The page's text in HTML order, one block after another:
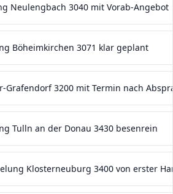
Neulengbach 3040 mit Vorab-Angebot
Böheimkirchen 3071 klar geplant
Grafendorf 3200 mit Termin nach
Tulln an der Donau 3430 besenrein
Klosterneuburg 3400 von erster